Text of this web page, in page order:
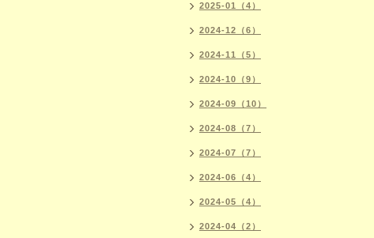
2025-01（4）
2024-12（6）
2024-11（5）
2024-10（9）
2024-09（10）
2024-08（7）
2024-07（7）
2024-06（4）
2024-05（4）
2024-04（2）